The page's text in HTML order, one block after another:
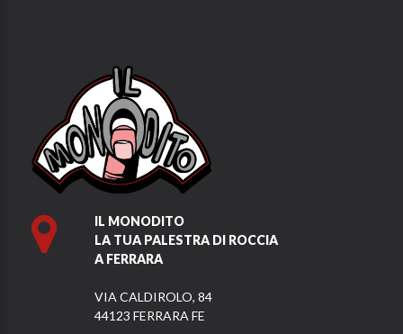
IL MONODITO
LA TUA PALESTRA DI ROCCIA
A FERRARA
VIA CALDIROLO, 84
44123 FERRARA FE